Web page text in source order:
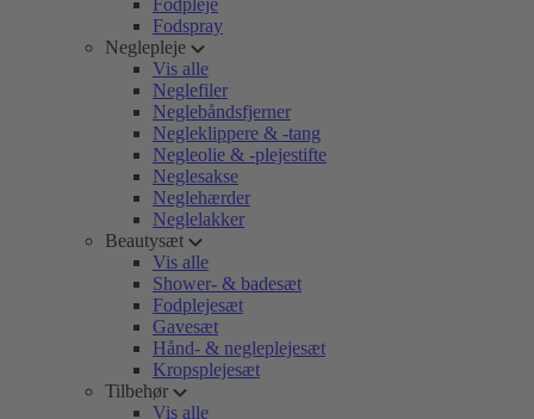
Fodpleje
Fodspray
Neglepleje
Vis alle
Neglefiler
Neglebåndsfjerner
Negleklippere & -tang
Negleolie & -plejestifte
Neglesakse
Neglehærder
Neglelakker
Beautysæt
Vis alle
Shower- & badesæt
Fodplejesæt
Gavesæt
Hånd- & negleplejesæt
Kropsplejesæt
Tilbehør
Vis alle